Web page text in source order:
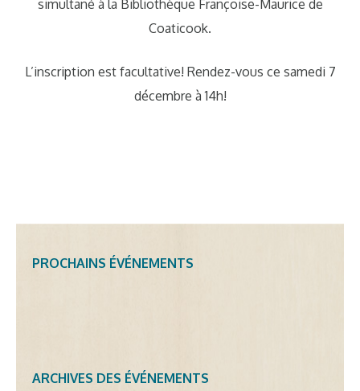
simultané à la Bibliothèque Françoise-Maurice de
Coaticook.
L’inscription est facultative! Rendez-vous ce samedi 7
décembre à 14h!
PROCHAINS ÉVÉNEMENTS
ARCHIVES DES ÉVÉNEMENTS